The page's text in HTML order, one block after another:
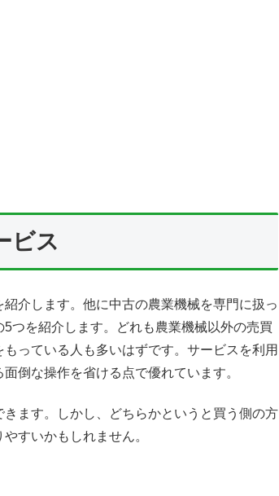
ビス
介します。他に中古の農業機械を専門に扱っ
つを紹介します。どれも農業機械以外の売買
っている人も多いはずです。サービスを利用
倒な操作を省ける点で優れています。
ます。しかし、どちらかというと買う側の方
すいかもしれません。